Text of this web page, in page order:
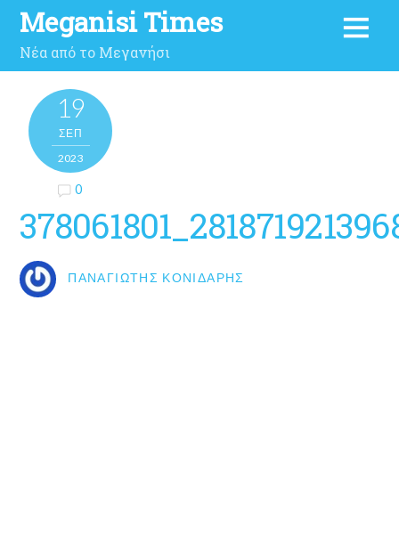
Meganisi Times
Νέα από το Μεγανήσι
19
ΣΕΠ
2023
0
ΠΑΝΑΓΙΏΤΗΣ ΚΟΝΙΔΆΡΗΣ